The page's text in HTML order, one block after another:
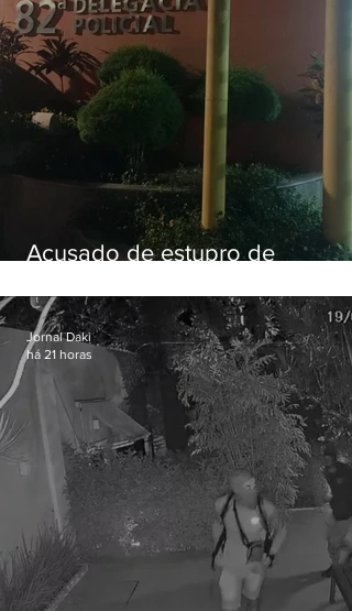
Acusado de estupro de
Jornal Daki
há 21 horas